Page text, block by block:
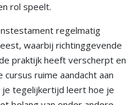
rol speelt.
regelmatig
waarbij richtinggevende
praktijk heeft verscherpt en
ruime aandacht aan
tegelijkertijd leert hoe je